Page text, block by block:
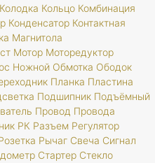
Колодка Кольцо Комбинация
Конденсатор Контактная
Магнитола
Мотор Моторедуктор
Ножной Обмотка Ободок
Планка Пластина
Подшипник Подъёмный
Провод Провода
РК Разъем Регулятор
Рычаг Свеча Сигнал
Стартер Стекло